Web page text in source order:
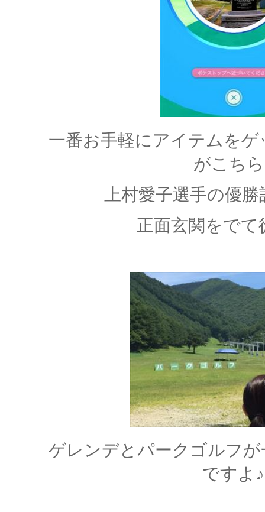
一番お手軽にアイテムを
がこち
上村愛子選手の優
正面玄関をでて
ゲレンデとパークゴルフ
ですよ♪